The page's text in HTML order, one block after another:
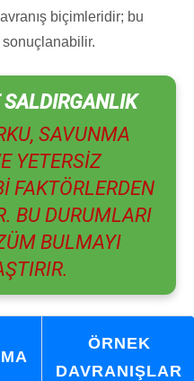
biçimleridir; bu
sonuçlanabilir.
SALDIRGANLIK
SAVUNMA
YETERSIZ
FAKTÖRLERDEN
BU DURUMLARI
BULMAYI
ÖRNEK
DAVRANIŞLAR